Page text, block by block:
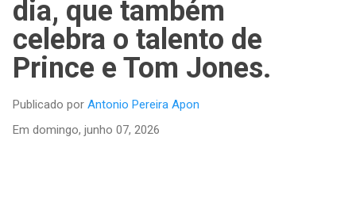
dia, que também
celebra o talento de
Prince e Tom Jones.
Publicado por Antonio Pereira Apon
Em domingo, junho 07, 2026